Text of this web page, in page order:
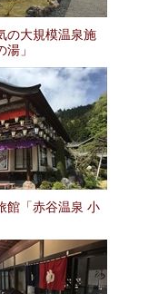
の大規模温泉施
」
館「赤谷温泉 小